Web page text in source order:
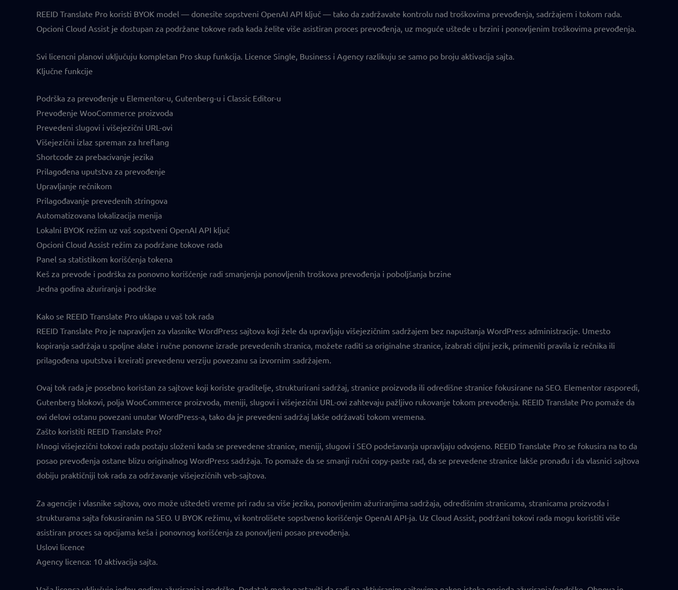
REEID Translate Pro koristi BYOK model — donesite sopstveni OpenAI API ključ — tako da zadržavate kontrolu nad troškovima prevođenja, sadržajem i tokom rada.
Opcioni Cloud Assist je dostupan za podržane tokove rada kada želite više asistiran proces prevođenja, uz moguće uštede u brzini i ponovljenim troškovima prevođenja.
Svi licencni planovi uključuju kompletan Pro skup funkcija. Licencе Single, Business i Agency razlikuju se samo po broju aktivacija sajta.
Ključne funkcije
Podrška za prevođenje u Elementor-u, Gutenberg-u i Classic Editor-u
Prevođenje WooCommerce proizvoda
Prevedeni slugovi i višejezični URL-ovi
Višejezični izlaz spreman za hreflang
Shortcode za prebacivanje jezika
Prilagođena uputstva za prevođenje
Upravljanje rečnikom
Prilagođavanje prevedenih stringova
Automatizovana lokalizacija menija
Lokalni BYOK režim uz vaš sopstveni OpenAI API ključ
Opcioni Cloud Assist režim za podržane tokove rada
Panel sa statistikom korišćenja tokena
Keš za prevode i podrška za ponovno korišćenje radi smanjenja ponovljenih troškova prevođenja i poboljšanja brzine
Jedna godina ažuriranja i podrške
Kako se REEID Translate Pro uklapa u vaš tok rada
REEID Translate Pro je napravljen za vlasnike WordPress sajtova koji žele da upravljaju višejezičnim sadržajem bez napuštanja WordPress administracije. Umesto
kopiranja sadržaja u spoljne alate i ručne ponovne izrade prevedenih stranica, možete raditi sa originalne stranice, izabrati ciljni jezik, primeniti pravila iz rečnika ili
prilagođena uputstva i kreirati prevedenu verziju povezanu sa izvornim sadržajem.
Ovaj tok rada je posebno koristan za sajtove koji koriste graditelje, strukturirani sadržaj, stranice proizvoda ili odredišne stranice fokusirane na SEO. Elementor rasporedi,
Gutenberg blokovi, polja WooCommerce proizvoda, meniji, slugovi i višejezični URL-ovi zahtevaju pažljivo rukovanje tokom prevođenja. REEID Translate Pro pomaže da
ovi delovi ostanu povezani unutar WordPress-a, tako da je prevedeni sadržaj lakše održavati tokom vremena.
Zašto koristiti REEID Translate Pro?
Mnogi višejezični tokovi rada postaju složeni kada se prevedene stranice, meniji, slugovi i SEO podešavanja upravljaju odvojeno. REEID Translate Pro se fokusira na to da
posao prevođenja ostane blizu originalnog WordPress sadržaja. To pomaže da se smanji ručni copy-paste rad, da se prevedene stranice lakše pronađu i da vlasnici sajtova
dobiju praktičniji tok rada za održavanje višejezičnih veb-sajtova.
Za agencije i vlasnike sajtova, ovo može uštedeti vreme pri radu sa više jezika, ponovljenim ažuriranjima sadržaja, odredišnim stranicama, stranicama proizvoda i
strukturama sajta fokusiranim na SEO. U BYOK režimu, vi kontrolišete sopstveno korišćenje OpenAI API-ja. Uz Cloud Assist, podržani tokovi rada mogu koristiti više
asistiran proces sa opcijama keša i ponovnog korišćenja za ponovljeni posao prevođenja.
Uslovi licence
Agency licenca: 10 aktivacija sajta.